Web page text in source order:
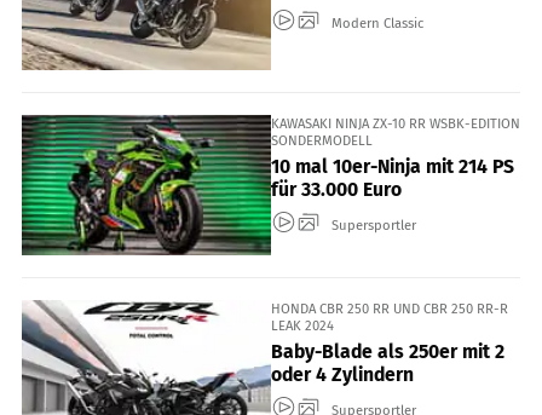
Modern Classic
KAWASAKI NINJA ZX-10 RR WSBK-EDITION
SONDERMODELL
10 mal 10er-Ninja mit 214 PS
für 33.000 Euro
Supersportler
HONDA CBR 250 RR UND CBR 250 RR-R
LEAK 2024
Baby-Blade als 250er mit 2
oder 4 Zylindern
Supersportler